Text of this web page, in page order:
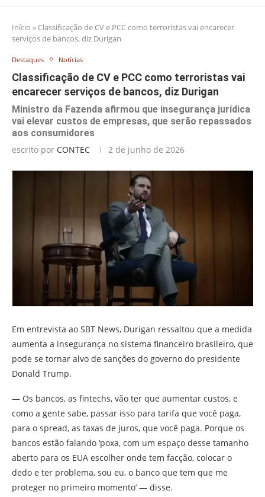
Início » Classificação de CV e PCC como terroristas vai encarecer
serviços de bancos, diz Durigan
Destaques Notícias
Classificação de CV e PCC como terroristas vai
encarecer serviços de bancos, diz Durigan
Ministro da Fazenda afirmou que insegurança jurídica
vai elevar custos de empresas, que serão repassados
aos consumidores
escrito por CONTEC 2 de junho de 2026
Em entrevista ao SBT News, Durigan ressaltou que a medida
aumenta a insegurança no sistema financeiro brasileiro, que
pode se tornar alvo de sanções do governo do presidente
Donald Trump.
— Os bancos, as fintechs, vão ter que aumentar custos, e
como a gente sabe, passar isso para tarifa que você paga,
para o spread, as taxas de juros, que você paga. Porque os
bancos estão falando ‘poxa, com um espaço desse tamanho
aberto para os EUA escolher onde tem facção, colocar o
dedo e ter problema, sou eu, o banco que tem que me
proteger no primeiro momento’ — disse.